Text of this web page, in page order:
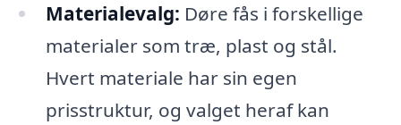
Materialevalg: Døre fås i forskellige
materialer som træ, plast og stål.
Hvert materiale har sin egen
prisstruktur, og valget heraf kan